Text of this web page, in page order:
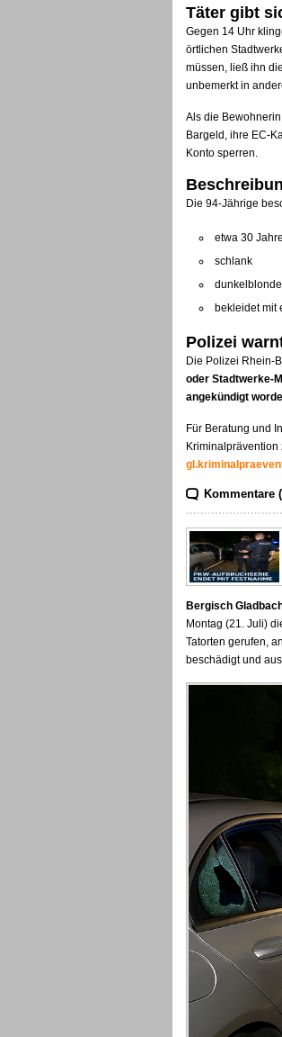
Täter gibt
Gegen 14 Uhr
örtlichen
müssen, ließ ihn
unbemerkt in
Als die
Bargeld, ihre EC-
Konto sperren.
Die 94-Jährige
etwa 30
schlank
bekleidet mit
Polizei
Die Polizei Rhein-
oder Stadtwerke-
angekündigt
Für Beratung und
Kriminalprävention
Kommentare
Bergisch
Montag (21. Juli)
Tatorten gerufen,
beschädigt und